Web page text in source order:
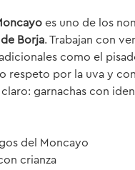
es uno de los
Borja. Trabajan con
como el
respeto por la uva y
garnachas con
del Moncayo
crianza